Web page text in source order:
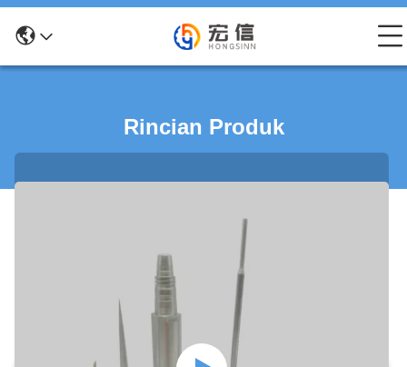
Rincian Produk